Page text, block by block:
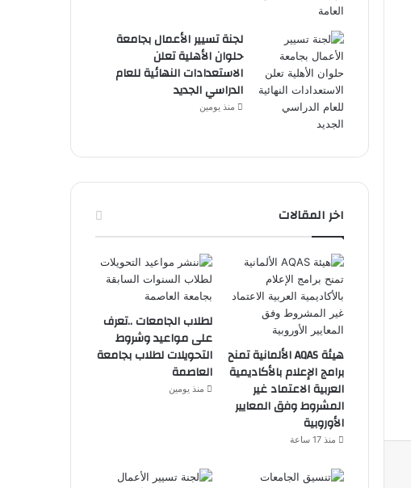
لجنة تسيير الأعمال بجامعة
حلوان الأهلية تعلن
الاستعدادات النهائية للعام
الدراسي الجديد
منذ يومين
اخر المقالات
هيئة AQAS الألمانية تمنح
برامج الإعلام بالأكاديمية
العربية الاعتماد غير
المشروط وفق المعايير
الأوروبية
منذ 17 ساعة
لطلاب الجامعات ..تعرف
على مواعيد وشروط
التحويلات لطلاب بجامعة
العاصمة
منذ يومين